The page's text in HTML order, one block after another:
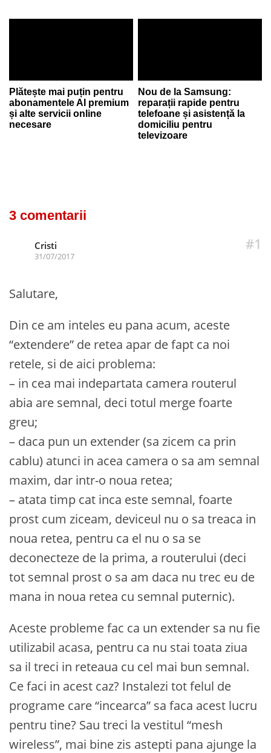
Plătește mai puțin pentru
abonamentele AI premium
și alte servicii online
necesare
Nou de la Samsung:
reparații rapide pentru
telefoane și asistență la
domiciliu pentru
televizoare
3 comentarii
#1
Cristi
31/07/2017
Salutare,
Din ce am inteles eu pana acum, aceste
“extendere” de retea apar de fapt ca noi
retele, si de aici problema:
– in cea mai indepartata camera routerul
abia are semnal, deci totul merge foarte
greu;
– daca pun un extender (sa zicem ca prin
cablu) atunci in acea camera o sa am semnal
maxim, dar intr-o noua retea;
– atata timp cat inca este semnal, foarte
prost cum ziceam, deviceul nu o sa treaca in
noua retea, pentru ca el nu o sa se
deconecteze de la prima, a routerului (deci
tot semnal prost o sa am daca nu trec eu de
mana in noua retea cu semnal puternic).
Aceste probleme fac ca un extender sa nu fie
utilizabil acasa, pentru ca nu stai toata ziua
sa il treci in reteaua cu cel mai bun semnal.
Ce faci in acest caz? Instalezi tot felul de
programe care “incearca” sa faca acest lucru
pentru tine? Sau treci la vestitul “mesh
wireless”, mai bine zis astepti pana ajunge la